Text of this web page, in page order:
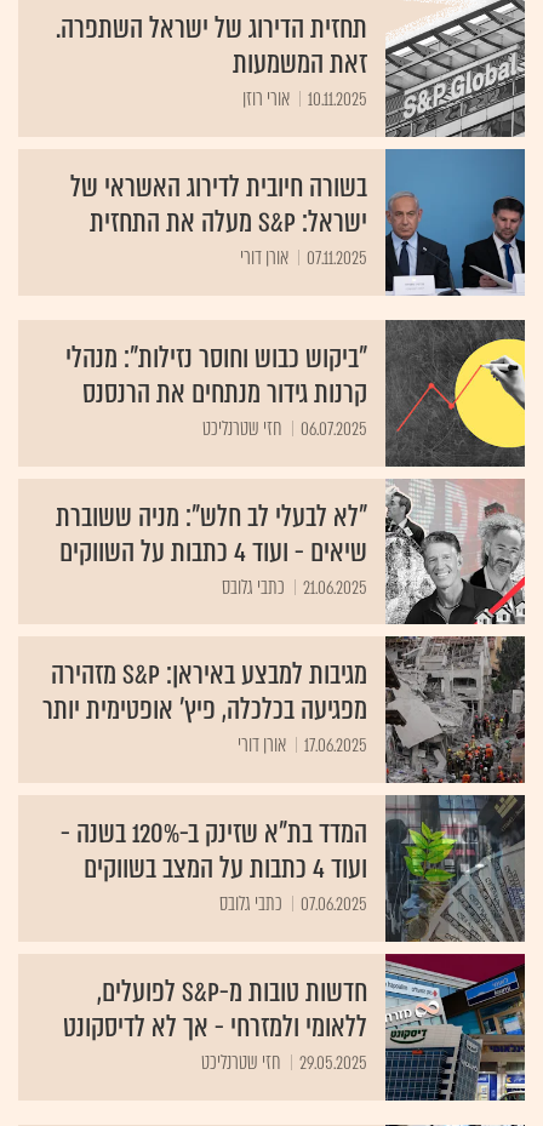
תחזית הדירוג של ישראל השתפרה.
זאת המשמעות
10.11.2025 אורי רוזן
בשורה חיובית לדירוג האשראי של
ישראל: S&P מעלה את התחזית
07.11.2025 אורן דורי
"ביקוש כבוש וחוסר נזילות": מנהלי
קרנות גידור מנתחים את הרנסנס
06.07.2025 חזי שטרנליכט
"לא לבעלי לב חלש": מניה ששוברת
שיאים - ועוד 4 כתבות על השווקים
21.06.2025 כתבי גלובס
מגיבות למבצע באיראן: S&P מזהירה
מפגיעה בכלכלה, פיץ' אופטימית יותר
17.06.2025 אורן דורי
המדד בת"א שזינק ב-120% בשנה -
ועוד 4 כתבות על המצב בשווקים
07.06.2025 כתבי גלובס
חדשות טובות מ-S&P לפועלים,
ללאומי ולמזרחי - אך לא לדיסקונט
29.05.2025 חזי שטרנליכט